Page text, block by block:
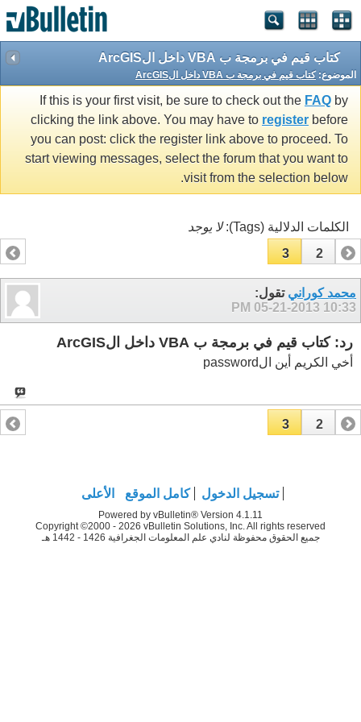
كتاب قيم في برمجة ب VBA داخل الArcGIS
الموضوع:كتاب قيم في برمجة ب VBA داخل الArcGIS
If this is your first visit, be sure to check out the FAQ by
clicking the link above. You may have to register before
you can post: click the register link above to proceed. To
start viewing messages, select the forum that you want to
visit from the selection below.
الكلمات الدلالية (Tags):
لا يوجد
1
2
3
محمد كوراني تقول:
05-21-2013 10:33 PM
رد: كتاب قيم في برمجة ب VBA داخل الArcGIS
أخي الكريم أين الpassword
1
2
3
تسجيل الدخول كامل الموقع الأعلى
Powered by vBulletin® Version 4.1.11
Copyright ©2000 - 2026 vBulletin Solutions, Inc. All rights reserved
جميع الحقوق محفوظة لنادي علم المعلومات الجغرافية 1426 - 1442 هـ